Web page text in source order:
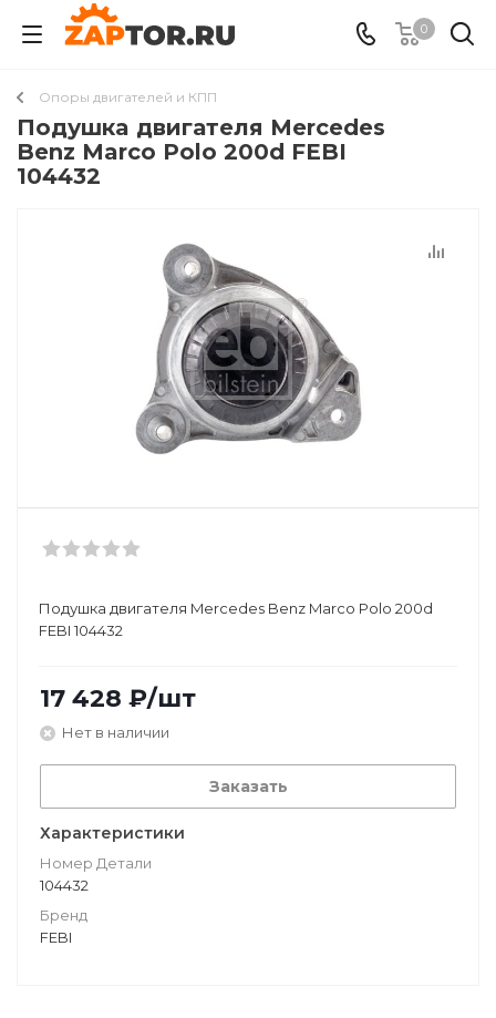
0
Опоры двигателей и КПП
Подушкa двигателя Mercedes
Benz Marco Polo 200d FEBI
104432
Подушкa двигателя Mercedes Benz Marco Polo 200d
FEBI 104432
17 428 ₽/шт
Нет в наличии
Заказать
Характеристики
Номер Детали
104432
Бренд
FEBI